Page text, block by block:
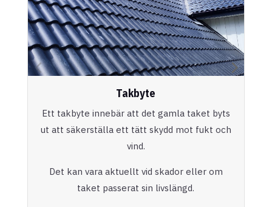
Takbyte
Ett takbyte innebär att det gamla taket byts
ut att säkerställa ett tätt skydd mot fukt och
vind.
Det kan vara aktuellt vid skador eller om
taket passerat sin livslängd.